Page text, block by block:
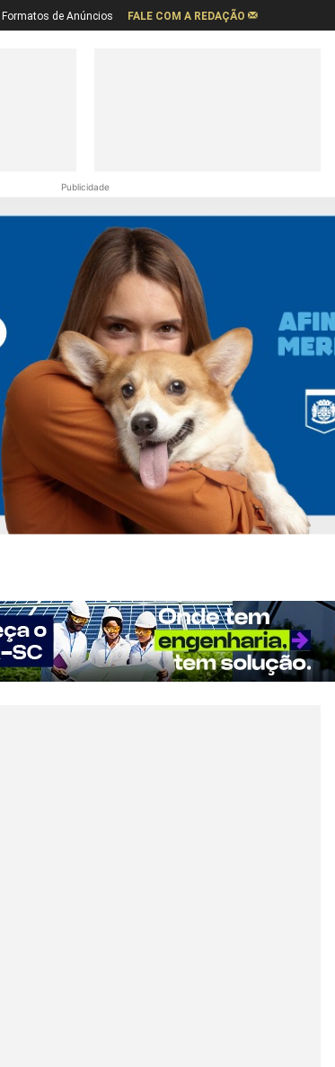
Formatos de Anúncios FALE COM A REDAÇÃO
Publicidade